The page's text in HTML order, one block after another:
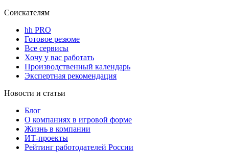
Соискателям
hh PRO
Готовое резюме
Все сервисы
Хочу у вас работать
Производственный календарь
Экспертная рекомендация
Новости и статьи
Блог
О компаниях в игровой форме
Жизнь в компании
ИТ-проекты
Рейтинг работодателей России